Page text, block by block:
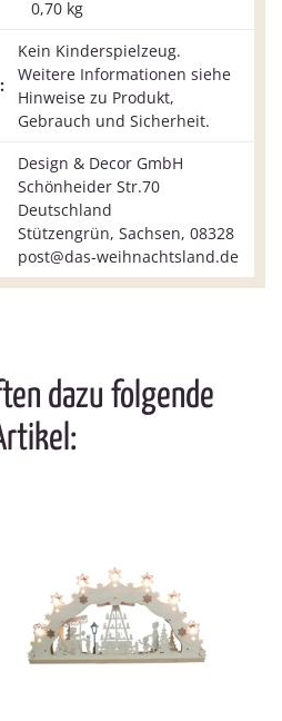
0,70 kg
Kein Kinderspielzeug.
Weitere Informationen siehe
Hinweise zu Produkt,
Gebrauch und Sicherheit.
Design & Decor GmbH
Schönheider Str.70
Deutschland
Stützengrün, Sachsen, 08328
post@das-weihnachtsland.de
dazu folgende